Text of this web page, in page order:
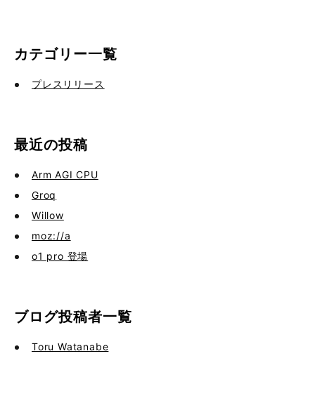
カテゴリー一覧
プレスリリース
最近の投稿
Arm AGI CPU
Groq
Willow
moz://a
o1 pro 登場
ブログ投稿者一覧
Toru Watanabe